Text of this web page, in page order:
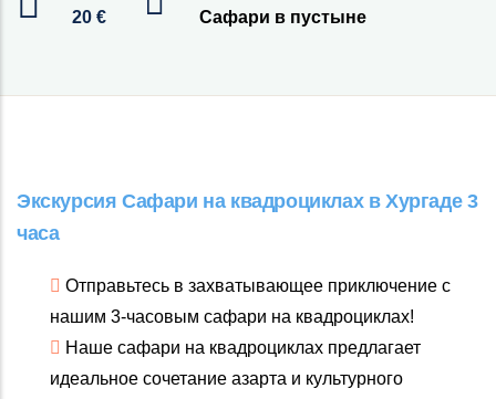
20 €
Сафари в пустыне
Экскурсия Сафари на квадроциклах в Хургаде 3
часа
Отправьтесь в захватывающее приключение с
нашим 3-часовым сафари на квадроциклах!
Наше сафари на квадроциклах предлагает
идеальное сочетание азарта и культурного